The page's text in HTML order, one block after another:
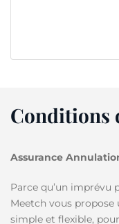
Conditions
Assurance
Parce qu’un
Meetch vous propose
simple et flexible,